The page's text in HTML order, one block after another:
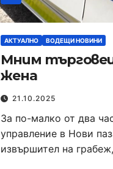
АКТУАЛНО ВОДЕЩИ НОВИНИ
Мним
жена
21.10.2025
За по-малко от два
управление в Нови
извършител на